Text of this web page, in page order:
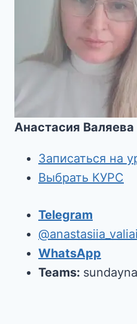
Анастасия Валяева
Записаться на
Выбрать КУРС
Telegram
WhatsApp
Teams: